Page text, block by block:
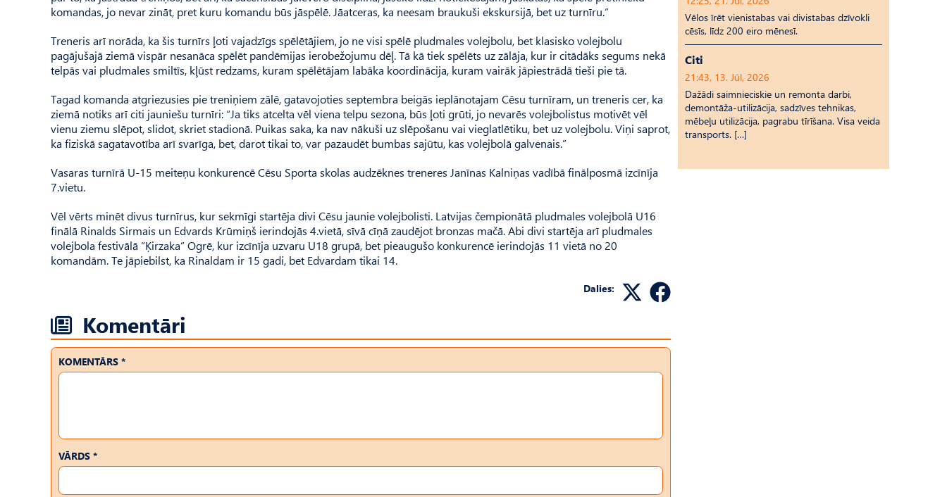
komandas, jo nevar zināt, pret kuru komandu būs jāspēlē. Jāatceras, ka neesam braukuši ekskursijā, bet uz turnīru.”
Treneris arī norāda, ka šis turnīrs ļoti vajadzīgs spēlētājiem, jo ne visi spēlē pludmales volejbolu, bet klasisko volejbolu
pagājušajā ziemā vispār nesanāca spēlēt pandēmijas ierobežojumu dēļ. Tā kā tiek spēlēts uz zālāja, kur ir citādāks segums nekā
telpās vai pludmales smiltīs, kļūst redzams, kuram spēlētājam labāka koordinācija, kuram vairāk jāpiestrādā tieši pie tā.
Tagad komanda atgriezusies pie treniņiem zālē, gatavojoties septembra beigās ieplānotajam Cēsu turnīram, un treneris cer, ka
ziemā notiks arī citi jauniešu turnīri: “Ja tiks atcelta vēl viena telpu sezona, būs ļoti grūti, jo nevarēs volejbolistus motivēt vēl
vienu ziemu slēpot, slidot, skriet stadionā. Puikas saka, ka nav nākuši uz slēpošanu vai vieglatlētiku, bet uz volejbolu. Viņi saprot,
ka fiziskā sagatavotība arī svarīga, bet, darot tikai to, var pazaudēt bumbas sajūtu, kas volejbolā galvenais.”
Vasaras turnīrā U-15 meiteņu konkurencē Cēsu Sporta skolas audzēknes treneres Janīnas Kal­niņas vadībā finālposmā izcīnīja
7.vietu.
Vēl vērts minēt divus turnīrus, kur sekmīgi startēja divi Cēsu jaunie volejbolisti. Latvijas čempionātā pludmales volejbolā U16
finālā Rinalds Sirmais un Edvards Krūmiņš ierindojās 4.vietā, sīvā cīņā zaudējot bronzas mačā. Abi divi startēja arī pludmales
volejbola festivālā “Ķirzaka” Ogrē, kur izcīnīja uzvaru U18 grupā, bet pieaugušo konkurencē ierindojās 11 vietā no 20
komandām. Te jāpiebilst, ka Rinaldam ir 15 gadi, bet Edvardam tikai 14.
Dalies:
Komentāri
KOMENTĀRS *
VĀRDS *
Vēlos īrēt vienistabas vai divistabas dzīvokli
cēsīs, līdz 200 eiro mēnesī.
Citi
21:43, 13. Jūl, 2026
Dažādi saimnieciskie un remonta darbi,
demontāža-utilizācija, sadzīves tehnikas,
mēbeļu utilizācija, pagrabu tīrīšana. Visa veida
transports. […]